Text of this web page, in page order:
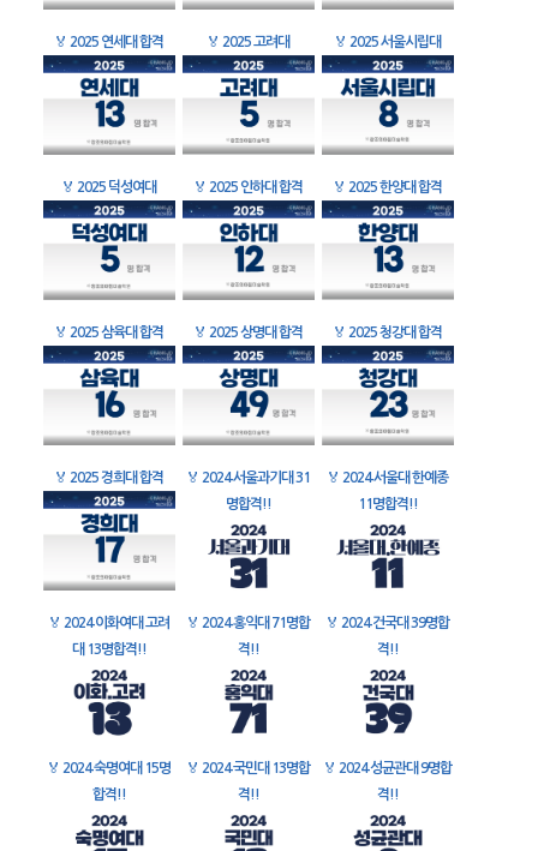
🏅 2025 연세대 합격 🏅 2025 고려대 🏅 2025 서울시립대
🏅 2025 덕성여대 🏅 2025 인하대 합격 🏅 2025 한양대 합격
🏅 2025 삼육대 합격 🏅 2025 상명대 합격 🏅 2025 청강대 합격
🏅 2025 경희대 합격 🏅 2024 서울과기대 31
명합격!!
🏅 2024 서울대 한예종
11명합격!!
🏅 2024 이화여대 고려
대 13명합격!!
🏅 2024 홍익대 71명합
격!!
🏅 2024 건국대 39명합
격!!
🏅 2024 숙명여대 15명
합격!!
🏅 2024 국민대 13명합
격!!
🏅 2024 성균관대 9명합
격!!